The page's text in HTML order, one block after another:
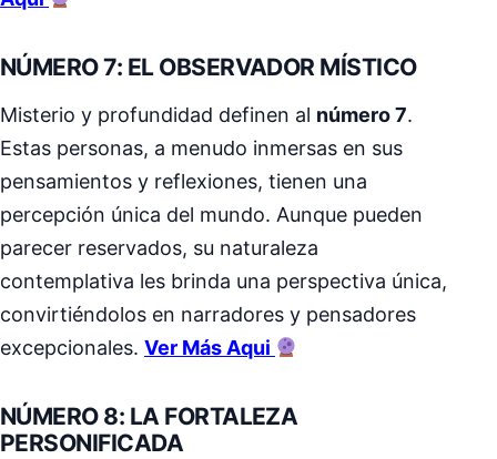
NÚMERO 7: EL OBSERVADOR MÍSTICO
Misterio y profundidad definen al número 7.
Estas personas, a menudo inmersas en sus
pensamientos y reflexiones, tienen una
percepción única del mundo. Aunque pueden
parecer reservados, su naturaleza
contemplativa les brinda una perspectiva única,
convirtiéndolos en narradores y pensadores
excepcionales. Ver Más Aqui
NÚMERO 8: LA FORTALEZA
PERSONIFICADA